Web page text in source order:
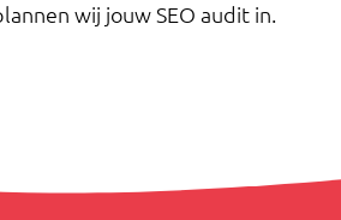
wij jouw SEO audit in.